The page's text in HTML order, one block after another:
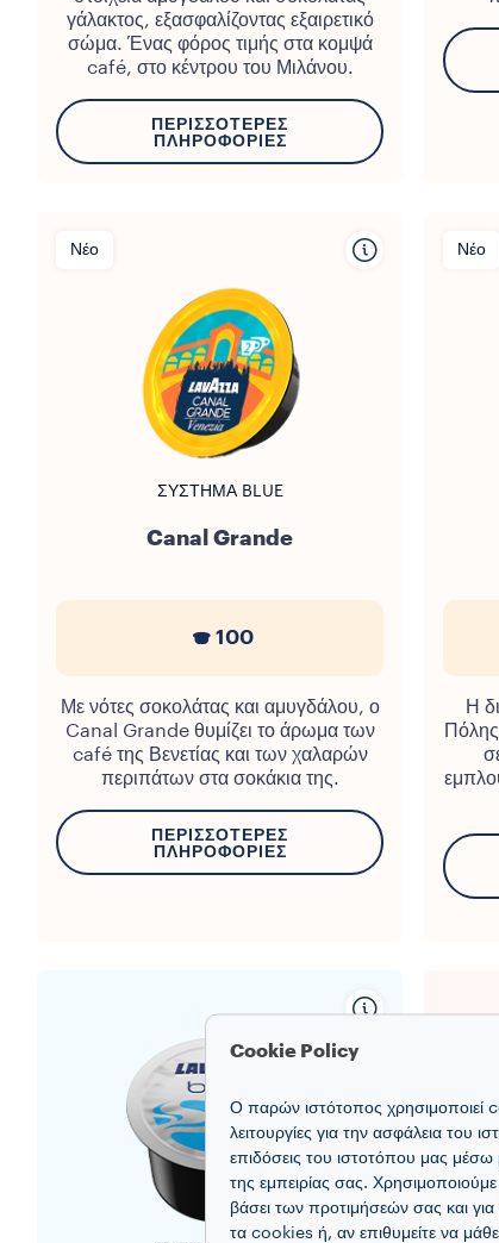
γάλακτος, εξασφαλίζοντας εξαιρετικό
σώμα. Ένας φόρος τιμής στα κομψά
café, στο κέντρου του Μιλάνου.
ΠΕΡΙΣΣΌΤΕΡΕΣ
ΠΛΗΡΟΦΟΡΊΕΣ
Νέο
ΣΎΣΤΗΜΑ BLUE
Canal Grande
100
Με νότες σοκολάτας και αμυγδάλου, ο
Canal Grande θυμίζει το άρωμα των
café της Βενετίας και των χαλαρών
περιπάτων στα σοκάκια της.
ΠΕΡΙΣΣΌΤΕΡΕΣ
ΠΛΗΡΟΦΟΡΊΕΣ
Νέο
Η
Cookie Policy
Ο παρών ιστότοπος χρησιμοποιεί
λειτουργίες για την ασφάλεια του
επιδόσεις του ιστοτόπου μας μέσω
της εμπειρίας σας.
βάσει των προτιμήσεών σας και για
τα cookies ή, αν επιθυμείτε να